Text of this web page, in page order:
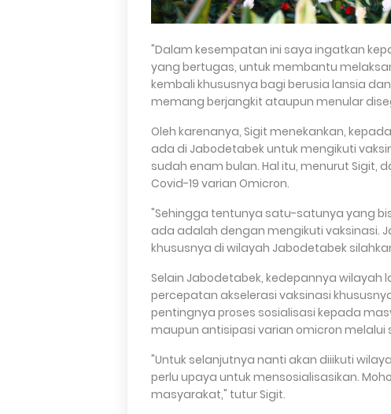
"Dalam kesempatan ini saya ingatkan
yang bertugas, untuk membantu
kembali khususnya bagi berusia lansia
memang berjangkit ataupun menular
Oleh karenanya, Sigit menekankan,
ada di Jabodetabek untuk mengikuti
sudah enam bulan. Hal itu, menurut
Covid-19 varian Omicron.
"Sehingga tentunya satu-satunya yang
ada adalah dengan mengikuti vaksinasi.
khususnya di wilayah Jabodetabek
Selain Jabodetabek, kedepannya wilayah
percepatan akselerasi vaksinasi
pentingnya proses sosialisasi kepada
maupun antisipasi varian omicron melalui
"Untuk selanjutnya nanti akan diiikuti
perlu upaya untuk mensosialisasikan.
masyarakat," tutur Sigit.